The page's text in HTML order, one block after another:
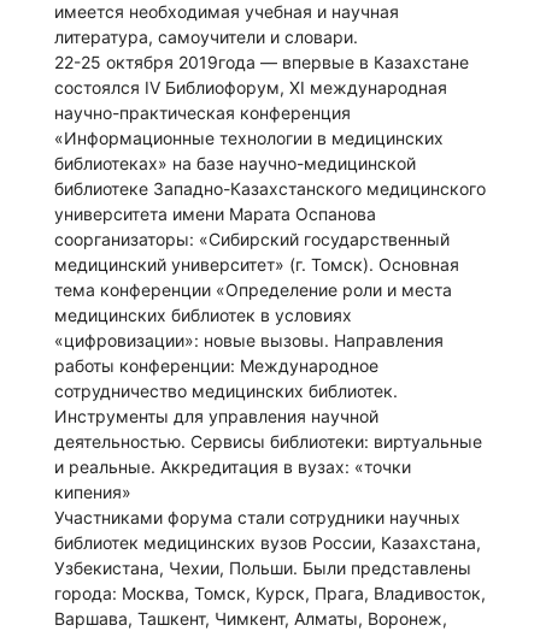
имеется необходимая учебная и научная
литература, самоучители и словари.
22-25 октября 2019года — впервые в Казахстане
состоялся IV Библиофорум, XI международная
научно-практическая конференция
«Информационные технологии в медицинских
библиотеках» на базе научно-медицинской
библиотеке Западно-Казахстанского медицинского
университета имени Марата Оспанова
соорганизаторы: «Сибирский государственный
медицинский университет» (г. Томск). Основная
тема конференции «Определение роли и места
медицинских библиотек в условиях
«цифровизации»: новые вызовы. Направления
работы конференции: Международное
сотрудничество медицинских библиотек.
Инструменты для управления научной
деятельностью. Сервисы библиотеки: виртуальные
и реальные. Аккредитация в вузах: «точки
кипения»
Участниками форума стали сотрудники научных
библиотек медицинских вузов России, Казахстана,
Узбекистана, Чехии, Польши. Были представлены
города: Москва, Томск, Курск, Прага, Владивосток,
Варшава, Ташкент, Чимкент, Алматы, Воронеж,